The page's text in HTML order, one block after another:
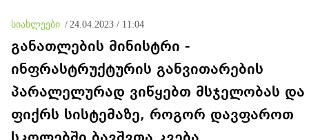
სიახლეები / 24.04.2023 / 11:04
განათლების მინისტრი -
ინფრასტრუქტურის განვითარების
პარალელურად ვიწყებთ მსჯელობას და
ფიქრს სისტემაზე, როგორ დავფაროთ